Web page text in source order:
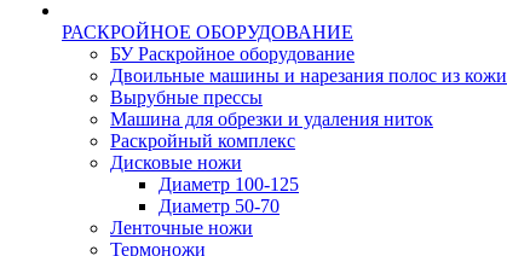
РАСКРОЙНОЕ ОБОРУДОВАНИЕ
БУ Раскройное оборудование
Двоильные машины и нарезания полос из кожи
Вырубные прессы
Машина для обрезки и удаления ниток
Раскройный комплекс
Дисковые ножи
Диаметр 100-125
Диаметр 50-70
Ленточные ножи
Термоножи